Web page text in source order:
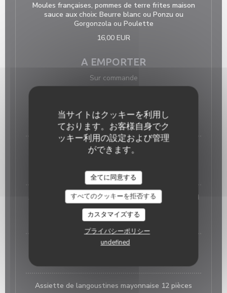
当サイトはクッキーを利用し
ております。お客様自身でク
ッキー利用の設定および管理
ができます。
全てに同意する
すべてのクッキーを拒否する
カスタマイズする
プライバシーポリシー
undefined
Moules françaises, pommes de terre frites maison
sauce aux choix: Beurre blanc ou Ponzu ou
Gorgonzola ou Poulette
16,00 EUR
A EMPORTER
Sur commande
PICAUD
9,00 EUR
ASSIETTE DE 9 HUITRES N°3 DE PEN-BÉ, MAISON
PICAUD
12,00 EUR
ASSIETTE DE 12 HUITRES N°3 DE PEN-BÉ, MAISON
PICAUD
15,00 EUR
Assiette de crevettes mayonnaise 12 pièces
Assiette de langoustines mayonnaise 12 pièces